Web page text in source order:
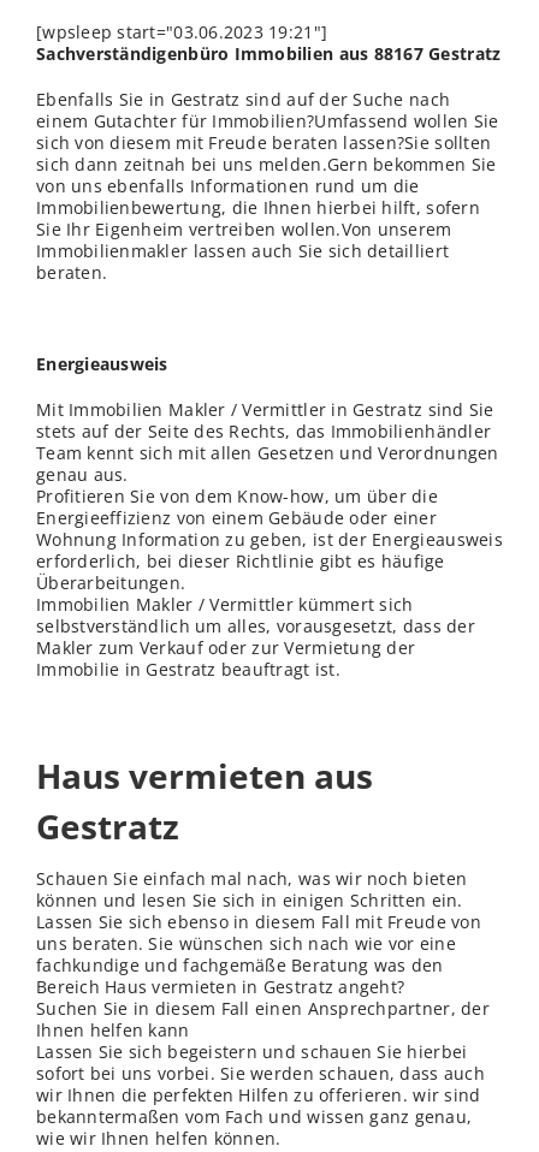
[wpsleep start="03.06.2023 19:21"]
Sachverständigenbüro Immobilien aus 88167 Gestratz
Ebenfalls Sie in Gestratz sind auf der Suche nach
einem Gutachter für Immobilien?Umfassend wollen Sie
sich von diesem mit Freude beraten lassen?Sie sollten
sich dann zeitnah bei uns melden.Gern bekommen Sie
von uns ebenfalls Informationen rund um die
Immobilienbewertung, die Ihnen hierbei hilft, sofern
Sie Ihr Eigenheim vertreiben wollen.Von unserem
Immobilienmakler lassen auch Sie sich detailliert
beraten.
Energieausweis
Mit Immobilien Makler / Vermittler in Gestratz sind Sie
stets auf der Seite des Rechts, das Immobilienhändler
Team kennt sich mit allen Gesetzen und Verordnungen
genau aus.
Profitieren Sie von dem Know-how, um über die
Energieeffizienz von einem Gebäude oder einer
Wohnung Information zu geben, ist der Energieausweis
erforderlich, bei dieser Richtlinie gibt es häufige
Überarbeitungen.
Immobilien Makler / Vermittler kümmert sich
selbstverständlich um alles, vorausgesetzt, dass der
Makler zum Verkauf oder zur Vermietung der
Immobilie in Gestratz beauftragt ist.
Haus vermieten aus
Gestratz
Schauen Sie einfach mal nach, was wir noch bieten
können und lesen Sie sich in einigen Schritten ein.
Lassen Sie sich ebenso in diesem Fall mit Freude von
uns beraten. Sie wünschen sich nach wie vor eine
fachkundige und fachgemäße Beratung was den
Bereich Haus vermieten in Gestratz angeht?
Suchen Sie in diesem Fall einen Ansprechpartner, der
Ihnen helfen kann
Lassen Sie sich begeistern und schauen Sie hierbei
sofort bei uns vorbei. Sie werden schauen, dass auch
wir Ihnen die perfekten Hilfen zu offerieren. wir sind
bekanntermaßen vom Fach und wissen ganz genau,
wie wir Ihnen helfen können.